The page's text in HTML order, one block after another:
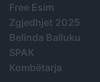
Free Esim
Zgjedhjet 2025
Belinda Balluku
SPAK
Kombëtarja